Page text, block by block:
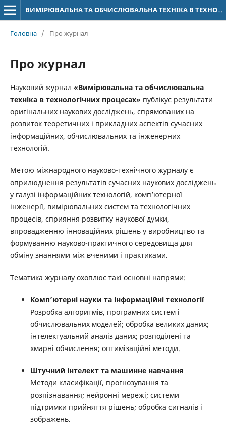
ВИМІРЮВАЛЬНА ТА ОБЧИСЛЮВАЛЬНА ТЕХНІКА В ТЕХНОЛОГІЧНИХ ПРОЦЕСАХ
Головна / Про журнал
Про журнал
Науковий журнал «Вимірювальна та обчислювальна
техніка в технологічних процесах» публікує результати
оригінальних наукових досліджень, спрямованих на
розвиток теоретичних і прикладних аспектів сучасних
інформаційних, обчислювальних та інженерних
технологій.
Метою міжнародного науково-технічного журналу є
оприлюднення результатів сучасних наукових досліджень
у галузі інформаційних технологій, комп’ютерної
інженерії, вимірювальних систем та технологічних
процесів, сприяння розвитку наукової думки,
впровадженню інноваційних рішень у виробництво та
формуванню науково-практичного середовища для
обміну знаннями між вченими і практиками.
Тематика журналу охоплює такі основні напрями:
Комп’ютерні науки та інформаційні технології
Розробка алгоритмів, програмних систем і
обчислювальних моделей; обробка великих даних;
інтелектуальний аналіз даних; розподілені та
хмарні обчислення; оптимізаційні методи.
Штучний інтелект та машинне навчання
Методи класифікації, прогнозування та
розпізнавання; нейронні мережі; системи
підтримки прийняття рішень; обробка сигналів і
зображень.